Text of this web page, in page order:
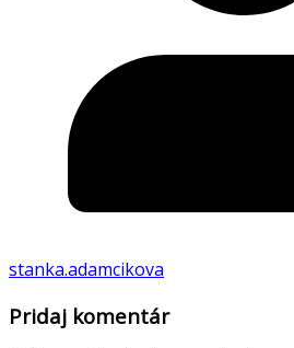
stanka.adamcikova
Pridaj komentár